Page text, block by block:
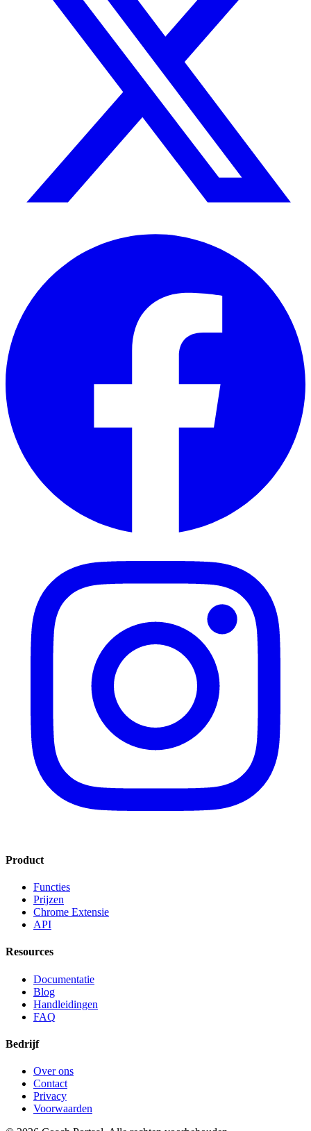
Product
Functies
Prijzen
Chrome Extensie
API
Resources
Documentatie
Blog
Handleidingen
FAQ
Bedrijf
Over ons
Contact
Privacy
Voorwaarden